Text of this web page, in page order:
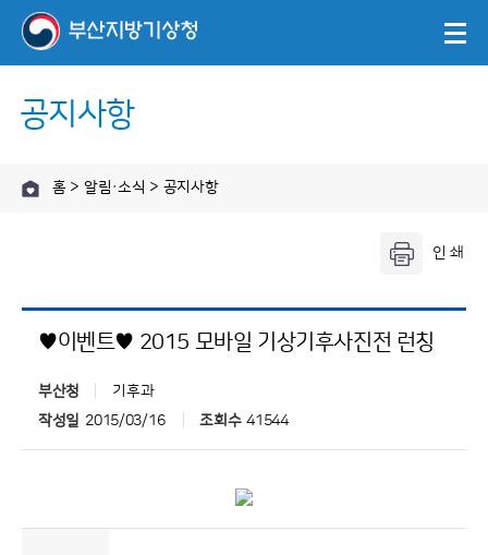
공지사항
홈 > 알림·소식 > 공지사항
♥이벤트♥ 2015 모바일 기상기후사진전 런칭
부산청
기후과
작성일 2015/03/16 조회수 41544